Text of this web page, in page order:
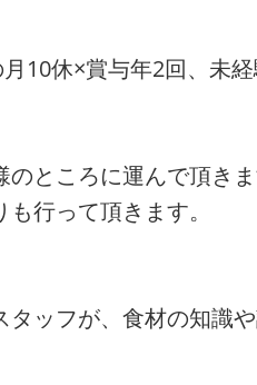
10休×賞与年2回、未経
ところに運んで頂きま
行って頂きます。
ッフが、食材の知識